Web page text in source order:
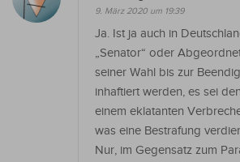
9. März 2020 um 19:39
Ja. Ist ja auch in
„Senator“ oder
seiner Wahl bis zur
inhaftiert werden, es sei
einem eklatanten
was eine Bestrafung
Nur, im Gegensatz zum